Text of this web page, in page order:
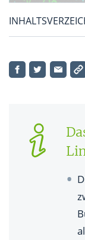
Wie
Was sind
Order?
Wie setzt
Wie lange